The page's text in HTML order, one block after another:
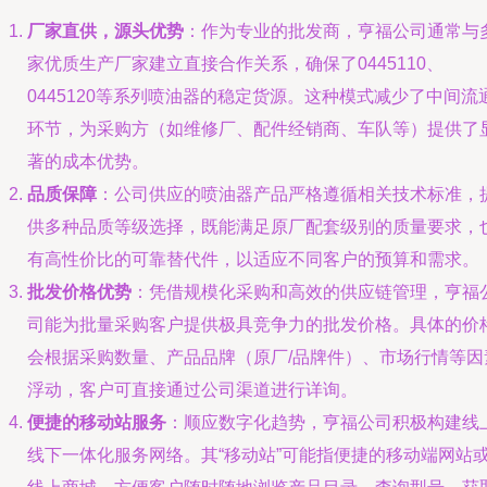
厂家直供，源头优势 ：作为专业的批发商，亨福公司通常与
家优质生产厂家建立直接合作关系，确保了0445110、
0445120等系列喷油器的稳定货源。这种模式减少了中间流
环节，为采购方（如维修厂、配件经销商、车队等）提供了
著的成本优势。
品质保障 ：公司供应的喷油器产品严格遵循相关技术标准，
供多种品质等级选择，既能满足原厂配套级别的质量要求，
有高性价比的可靠替代件，以适应不同客户的预算和需求。
批发价格优势 ：凭借规模化采购和高效的供应链管理，亨福
司能为批量采购客户提供极具竞争力的批发价格。具体的价
会根据采购数量、产品品牌（原厂/品牌件）、市场行情等因
浮动，客户可直接通过公司渠道进行详询。
便捷的移动站服务 ：顺应数字化趋势，亨福公司积极构建线
线下一体化服务网络。其“移动站”可能指便捷的移动端网站